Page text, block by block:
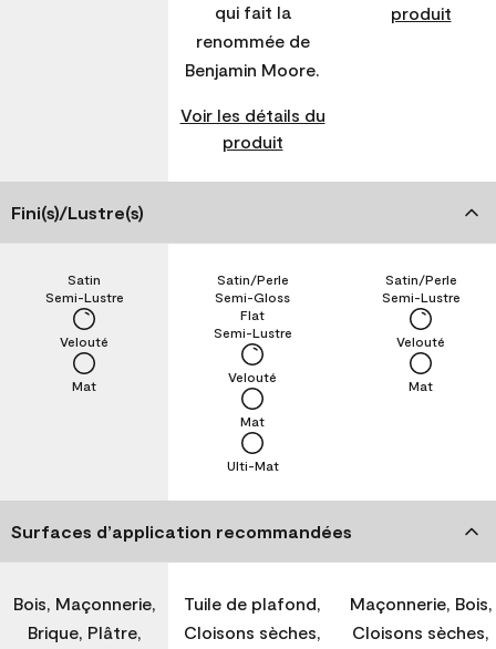
qui fait la
renommée de
Benjamin Moore.
Voir les détails du
produit
produit
Fini(s)/Lustre(s)
Mat
Velouté
Semi-Lustre
Satin
Ulti-Mat
Mat
Velouté
Semi-Lustre
Flat
Semi-Gloss
Satin/Perle
Mat
Velouté
Semi-Lustre
Satin/Perle
Surfaces d’application recommandées
Bois, Maçonnerie,
Brique, Plâtre,
Tuile de plafond,
Cloisons sèches,
Maçonnerie, Bois,
Cloisons sèches,